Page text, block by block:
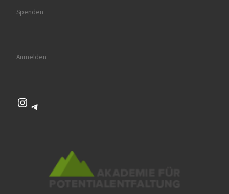
Spenden
Anmelden
Instagram
Telegram